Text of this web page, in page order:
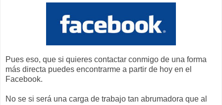
Pues eso, que si quieres contactar conmigo de una forma
más directa puedes encontrarme a partir de hoy en el
Facebook.
No se si será una carga de trabajo tan abrumadora que al